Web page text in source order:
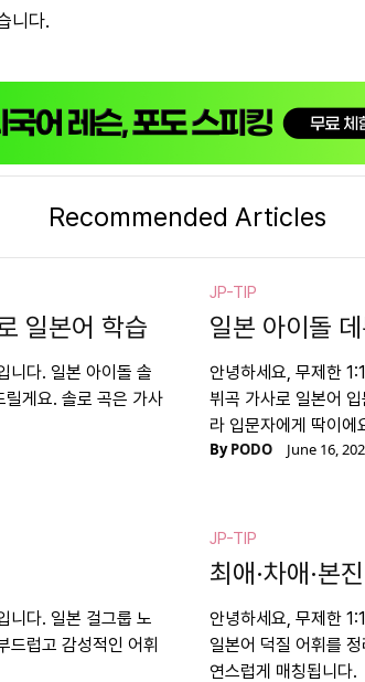
니다.
Recommended Articles
일본어 학습
니다. 일본 아이돌 솔
게요. 솔로 곡은 가사
JP-TIP
일본 아이돌
안녕하세요, 무제한
뷔곡 가사로 일본어
라 입문자에게 딱이에
ByPODO June 16,
니다. 일본 걸그룹 노
드럽고 감성적인 어휘
JP-TIP
최애·차애·본
안녕하세요, 무제한
일본어 덕질 어휘를
연스럽게 매칭됩니다.